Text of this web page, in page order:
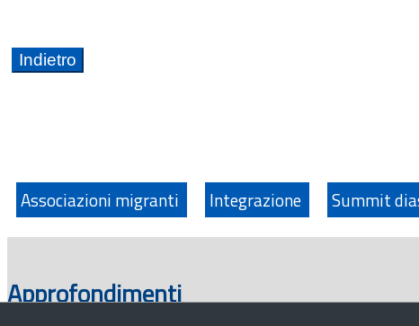
Associazioni migranti Integrazione Summit
Approfondimenti